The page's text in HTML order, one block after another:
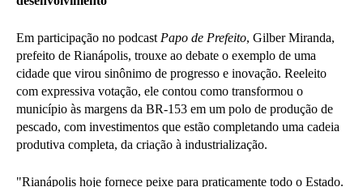
Em participação no podcast Papo de Prefeito, Gilber Miranda,
prefeito de Rianápolis, trouxe ao debate o exemplo de uma
cidade que virou sinônimo de progresso e inovação. Reeleito
com expressiva votação, ele contou como transformou o
município às margens da BR-153 em um polo de produção de
pescado, com investimentos que estão completando uma cadeia
produtiva completa, da criação à industrialização.
"Rianápolis hoje fornece peixe para praticamente todo o Estado.